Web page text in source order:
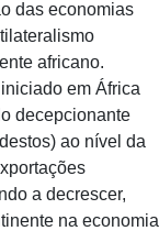
das economias
africano.
em África
decepcionante
ao nível da
a decrescer,
na economia